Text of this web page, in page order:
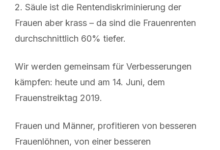
2. Säule ist die Rentendiskriminierung der
Frauen aber krass – da sind die Frauenrenten
durchschnittlich 60% tiefer.
Wir werden gemeinsam für Verbesserungen
kämpfen: heute und am 14. Juni, dem
Frauenstreiktag 2019.
Frauen und Männer, profitieren von besseren
Frauenlöhnen, von einer besseren